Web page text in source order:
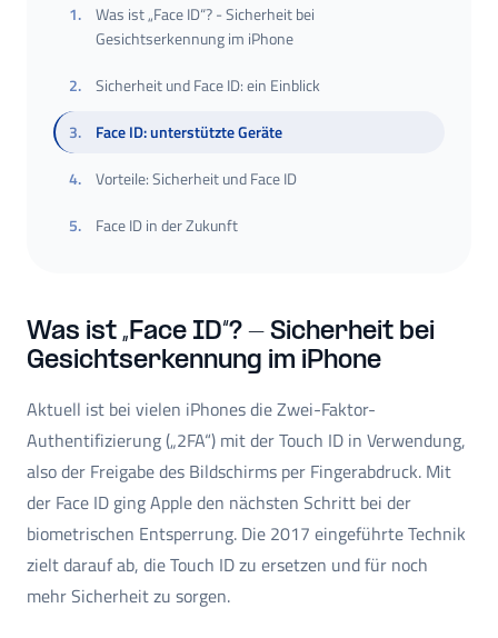
1.
Was ist „Face ID“? - Sicherheit bei
Gesichtserkennung im iPhone
2.
Sicherheit und Face ID: ein Einblick
3.
Face ID: unterstützte Geräte
4.
Vorteile: Sicherheit und Face ID
5. Face ID in der Zukunft
Was ist „Face ID“? - Sicherheit bei
Gesichtserkennung im iPhone
Aktuell ist bei vielen iPhones die Zwei-Faktor-
Authentifizierung („2FA“) mit der Touch ID in Verwendung,
also der Freigabe des Bildschirms per Fingerabdruck. Mit
der Face ID ging Apple den nächsten Schritt bei der
biometrischen Entsperrung. Die 2017 eingeführte Technik
zielt darauf ab, die Touch ID zu ersetzen und für noch
mehr Sicherheit zu sorgen.